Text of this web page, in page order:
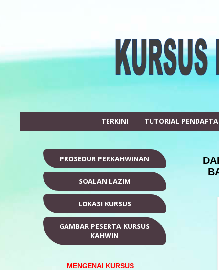
TERKINI TUTORIAL
PROSEDUR PERKAHWINAN
SOALAN LAZIM
LOKASI KURSUS
GAMBAR PESERTA KURSUS
KAHWIN
MENGENAI KURSUS